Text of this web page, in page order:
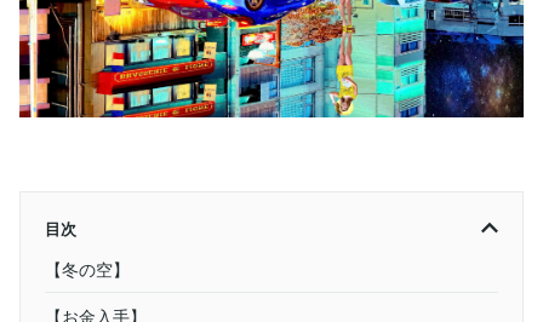
目次
【冬の空】
【お金入手】